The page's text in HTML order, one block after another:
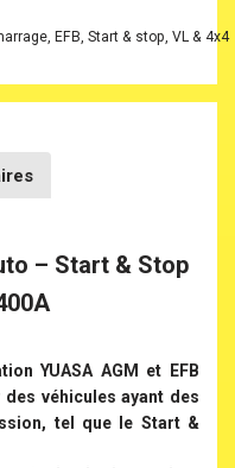
, EFB, Start & stop, VL & 4x4
– Start & Stop
YUASA AGM et EFB
véhicules ayant des
tel que le Start &